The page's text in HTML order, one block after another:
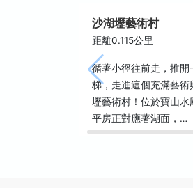
沙湖壢藝術村
距離0.115公里
循著小徑往前走，推
梯，走進這個充滿藝
壢藝術村！位於寶山
平房正對應著湖面，…